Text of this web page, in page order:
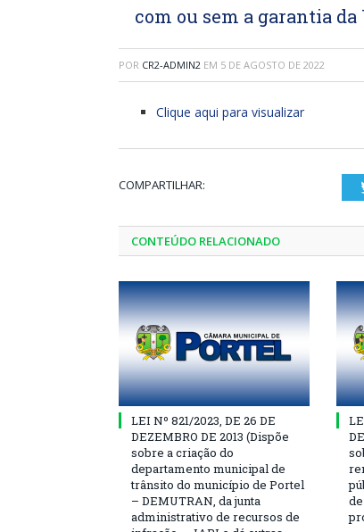
com ou sem a garantia
POR CR2-ADMIN2 EM 5 DE AGOSTO DE 2022
Clique aqui para visualizar
COMPARTILHAR:
CONTEÚDO RELACIONADO
LEI Nº 821/2023, DE 26 DE
DEZEMBRO DE 2013 (Dispõe
sobre a criação do
departamento municipal de
trânsito do município de Portel
– DEMUTRAN, da junta
administrativo de recursos de